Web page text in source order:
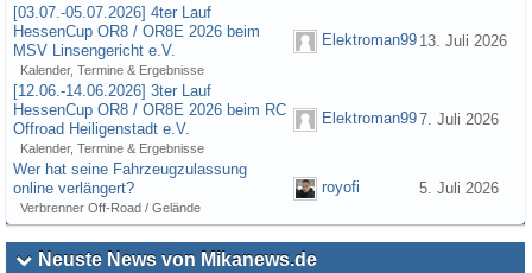
[03.07.-05.07.2026] 4ter Lauf
HessenCup OR8 / OR8E 2026 beim
MSV Linsengericht e.V.
Kalender, Termine & Ergebnisse
Elektroman99 13. Juli 2026
[12.06.-14.06.2026] 3ter Lauf
HessenCup OR8 / OR8E 2026 beim RC
Offroad Heiligenstadt e.V.
Kalender, Termine & Ergebnisse
Elektroman997. Juli 2026
Wer hat seine Fahrzeugzulassung
online verlängert?
Verbrenner Off-Road / Gelände
royofi 5. Juli 2026
Neuste News von Mikanews.de